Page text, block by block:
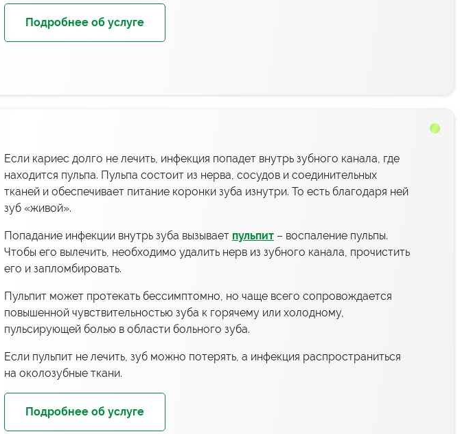
Подробнее об услуге
Если кариес долго не лечить, инфекция попадет внутрь зубного канала, где
находится пульпа. Пульпа состоит из нерва, сосудов и соединительных
тканей и обеспечивает питание коронки зуба изнутри. То есть благодаря ней
зуб «живой».
Попадание инфекции внутрь зуба вызывает пульпит – воспаление пульпы.
Чтобы его вылечить, необходимо удалить нерв из зубного канала, прочистить
его и запломбировать.
Пульпит может протекать бессимптомно, но чаще всего сопровождается
повышенной чувствительностью зуба к горячему или холодному,
пульсирующей болью в области больного зуба.
Если пульпит не лечить, зуб можно потерять, а инфекция распространиться
на околозубные ткани.
Подробнее об услуге